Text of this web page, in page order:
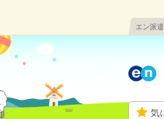
エン派遣
気